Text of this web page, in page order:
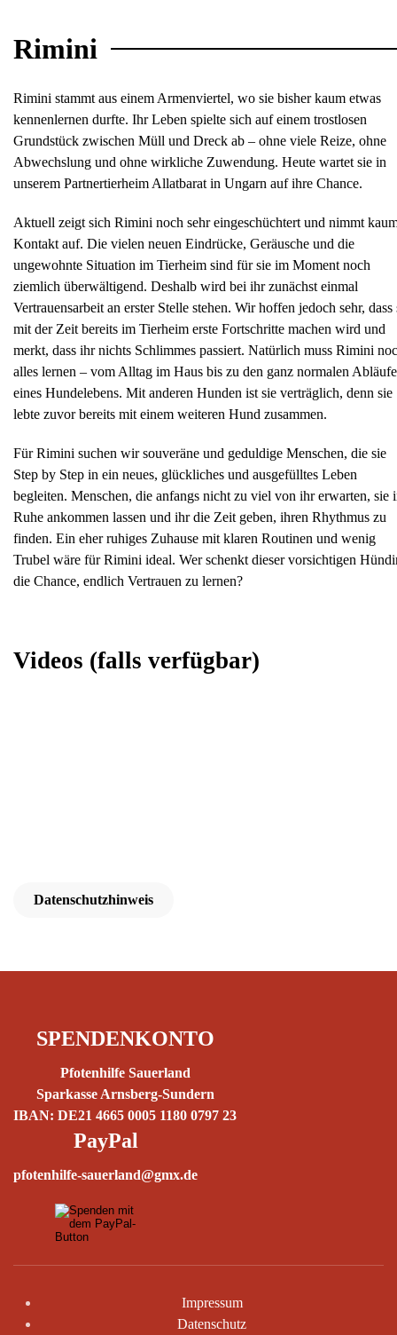
Rimini
Rimini stammt aus einem Armenviertel, wo sie bisher kaum etwas
kennenlernen durfte. Ihr Leben spielte sich auf einem trostlosen
Grundstück zwischen Müll und Dreck ab – ohne viele Reize, ohne
Abwechslung und ohne wirkliche Zuwendung. Heute wartet sie in
unserem Partnertierheim Allatbarat in Ungarn auf ihre Chance.
Aktuell zeigt sich Rimini noch sehr eingeschüchtert und nimmt
Kontakt auf. Die vielen neuen Eindrücke, Geräusche und die
ungewohnte Situation im Tierheim sind für sie im Moment noch
ziemlich überwältigend. Deshalb wird bei ihr zunächst einmal
Vertrauensarbeit an erster Stelle stehen. Wir hoffen jedoch sehr, dass
mit der Zeit bereits im Tierheim erste Fortschritte machen wird und
merkt, dass ihr nichts Schlimmes passiert. Natürlich muss Rimini
alles lernen – vom Alltag im Haus bis zu den ganz normalen
eines Hundelebens. Mit anderen Hunden ist sie verträglich, denn sie
lebte zuvor bereits mit einem weiteren Hund zusammen.
Für Rimini suchen wir souveräne und geduldige Menschen, die sie
Step by Step in ein neues, glückliches und ausgefülltes Leben
begleiten. Menschen, die anfangs nicht zu viel von ihr erwarten, sie
Ruhe ankommen lassen und ihr die Zeit geben, ihren Rhythmus zu
finden. Ein eher ruhiges Zuhause mit klaren Routinen und wenig
Trubel wäre für Rimini ideal. Wer schenkt dieser vorsichtigen
die Chance, endlich Vertrauen zu lernen?
Videos (falls verfügbar)
Datenschutzhinweis
SPENDENKONTO
Pfotenhilfe Sauerland
Sparkasse Arnsberg-Sundern
IBAN: DE21 4665 0005 1180 0797 23
PayPal
pfotenhilfe-sauerland@gmx.de
Impressum
Datenschutz